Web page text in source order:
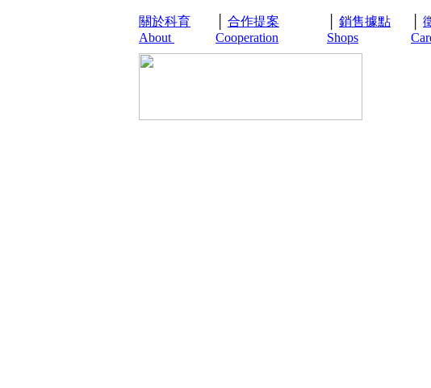
關於科育
About
合作提案
Cooperation
銷售據點
Shops